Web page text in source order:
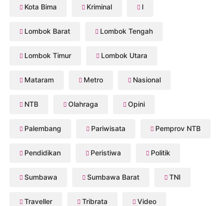
Kota Bima Kriminal l
Lombok Barat Lombok Tengah
Lombok Timur Lombok Utara
Mataram Metro Nasional
NTB Olahraga Opini
Palembang Pariwisata Pemprov NTB
Pendidikan Peristiwa Politik
Sumbawa Sumbawa Barat TNI
Traveller Tribrata Video